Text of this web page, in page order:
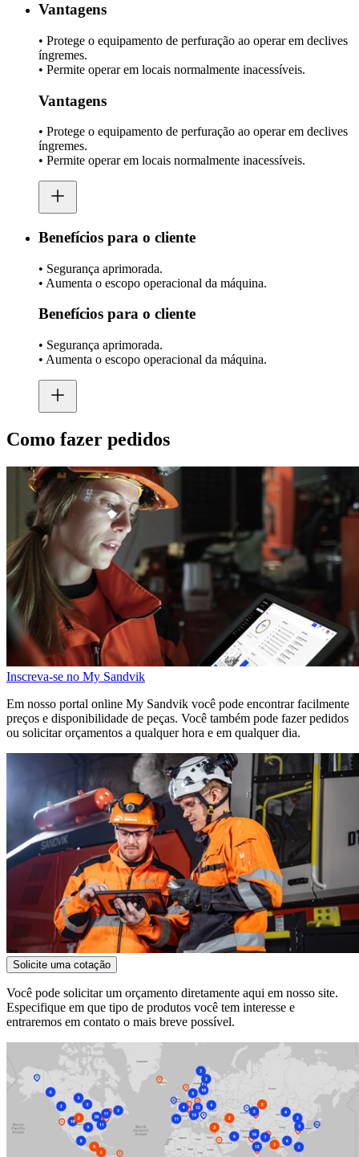
Vantagens
• Protege o equipamento de perfuração ao operar em declives
íngremes.
• Permite operar em locais normalmente inacessíveis.
Vantagens
• Protege o equipamento de perfuração ao operar em declives
íngremes.
• Permite operar em locais normalmente inacessíveis.
Benefícios para o cliente
• Segurança aprimorada.
• Aumenta o escopo operacional da máquina.
Benefícios para o cliente
• Segurança aprimorada.
• Aumenta o escopo operacional da máquina.
Como fazer pedidos
Inscreva-se no My Sandvik
Em nosso portal online My Sandvik você pode encontrar facilmente
preços e disponibilidade de peças. Você também pode fazer pedidos
ou solicitar orçamentos a qualquer hora e em qualquer dia.
Solicite uma cotação
Você pode solicitar um orçamento diretamente aqui em nosso site.
Especifique em que tipo de produtos você tem interesse e
entraremos em contato o mais breve possível.